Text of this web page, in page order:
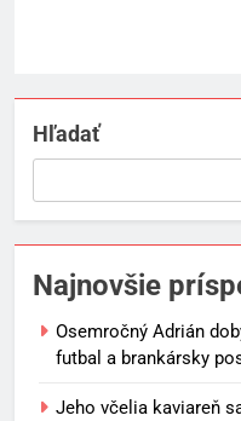
Hľadať
Najnovšie
Osemročný Adrián
futbal a brankársky
Jeho včelia kaviareň